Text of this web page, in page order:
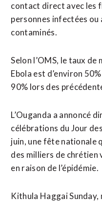
contact direct avec les
personnes infectées ou
contaminés.
Selon l’OMS, le taux
Ebola est d’environ
90% lors des
L’Ouganda a annoncé
célébrations du Jour
juin, une fête nationale
des milliers de chrétien
en raison de l’épidémie.
Kithula Haggai